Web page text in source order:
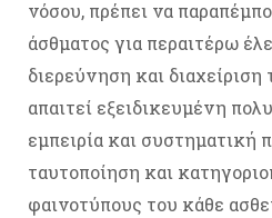
νόσου, πρέπει να
άσθματος για περαιτέρω
διερεύνηση και
απαιτεί εξειδικευμένη
εμπειρία και συστηματική
ταυτοποίηση και
φαινοτύπους του κάθε